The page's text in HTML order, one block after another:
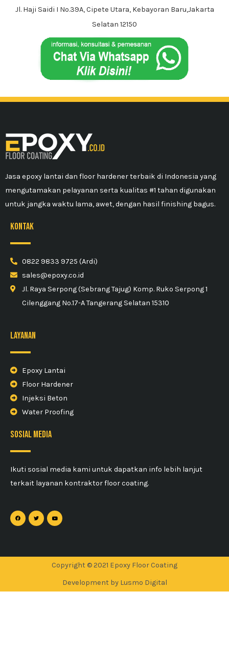
Jl. Haji Saidi I No.39A, Cipete Utara, Kebayoran Baru,Jakarta
Selatan 12150
Jasa epoxy lantai dan floor hardener terbaik di Indonesia yang
mengutamakan pelayanan serta kualitas #1 tahan digunakan
untuk jangka waktu lama, awet, dengan hasil finishing bagus.
kontak
0822 9833 9725 (Ardi)
sales@epoxy.co.id
Jl. Raya Serpong (Sebrang Tajug) Komp. Ruko Serpong 1
Cilenggang No.17-A Tangerang Selatan 15310
Layanan
Epoxy Lantai
Floor Hardener
Injeksi Beton
Water Proofing
sosial media
Ikuti sosial media kami untuk dapatkan info lebih lanjut
terkait layanan kontraktor floor coating.
Copyright © 2021 Epoxy Floor Coating
Development by Lusmo Digital